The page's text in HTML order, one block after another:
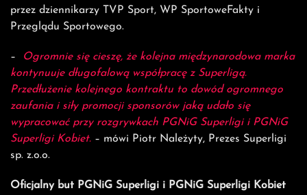
przez dziennikarzy TVP Sport, WP SportoweFakty i
Przeglądu Sportowego.
–
Ogromnie się cieszę, że kolejna międzynarodowa marka
kontynuuje długofalową współpracę z Superligą.
Przedłużenie kolejnego kontraktu to dowód ogromnego
zaufania i siły promocji sponsorów jaką udało się
wypracować przy rozgrywkach PGNiG Superligi i PGNiG
Superligi Kobiet. – mówi Piotr Należyty, Prezes Superligi
sp. z.o.o.
Oficjalny but PGNiG Superligi i PGNiG Superligi Kobiet